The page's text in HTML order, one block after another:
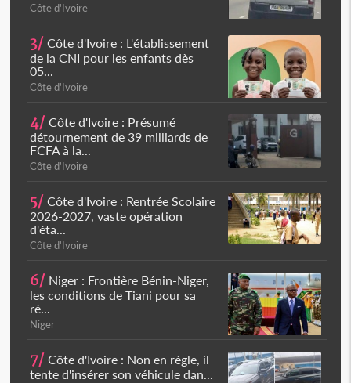
Côte d'Ivoire
3/ Côte d'Ivoire : L'établissement
de la CNI pour les enfants dès
05...
Côte d'Ivoire
4/ Côte d'Ivoire : Présumé
détournement de 39 milliards de
FCFA à la...
Côte d'Ivoire
5/ Côte d'Ivoire : Rentrée Scolaire
2026-2027, vaste opération
d'éta...
Côte d'Ivoire
6/ Niger : Frontière Bénin-Niger,
les conditions de Tiani pour sa
ré...
Niger
7/ Côte d'Ivoire : Non en règle, il
tente d'insérer son véhicule dan...